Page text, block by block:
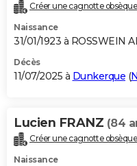
Créer une cagnotte
Naissance
31/01/1923 à ROSSWEIN
Décès
11/07/2025 à Dunkerque (
Lucien FRANZ (84
Créer une cagnotte
Naissance